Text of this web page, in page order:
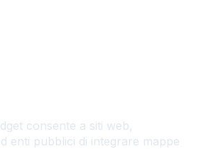
consente a siti web,
enti pubblici di integrare mappe